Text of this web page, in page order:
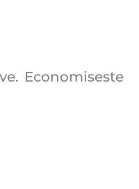
Economiseste